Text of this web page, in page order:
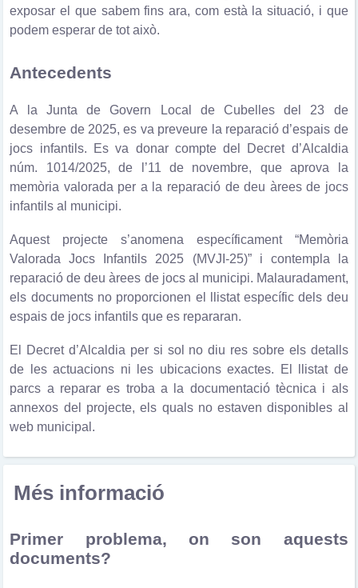
exposar el que sabem fins ara, com està la situació, i que
podem esperar de tot això.
Antecedents
A la Junta de Govern Local de Cubelles del 23 de
desembre de 2025, es va preveure la reparació d’espais de
jocs infantils. Es va donar compte del Decret d’Alcaldia
núm. 1014/2025, de l’11 de novembre, que aprova la
memòria valorada per a la reparació de deu àrees de jocs
infantils al municipi.
Aquest projecte s’anomena específicament “Memòria
Valorada Jocs Infantils 2025 (MVJI-25)” i contempla la
reparació de deu àrees de jocs al municipi. Malauradament,
els documents no proporcionen el llistat específic dels deu
espais de jocs infantils que es repararan.
El Decret d’Alcaldia per si sol no diu res sobre els detalls
de les actuacions ni les ubicacions exactes. El llistat de
parcs a reparar es troba a la documentació tècnica i als
annexos del projecte, els quals no estaven disponibles al
web municipal.
Més informació
Primer problema, on son aquests
documents?